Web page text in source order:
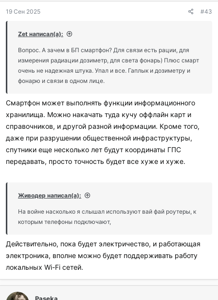
19 Сен 2025 #43
Zet написал(а):
Вопрос. А зачем в БП смартфон? Для связи есть рации, для
измерения радиации дозиметр, для света фонарь) Плюс смарт
очень не надежная штука. Упал и все. Гаплык и дозиметру и
фонарю и связи в одном лице.
Смартфон может выполнять функции информационного
хранилища. Можно накачать туда кучу оффлайн карт и
справочников, и другой разной информации. Кроме того,
даже при разрушении общественной инфраструктуры,
спутники еще несколько лет будут координаты ГПС
передавать, просто точность будет все хуже и хуже.
Живодер написал(а):
На войне насколько я слышал используют вай фай роутеры, к
которым телефоны подключают,
Действительно, пока будет электричество, и работающая
электроника, вполне можно будет поддерживать работу
локальных Wi-Fi сетей.
Paseka